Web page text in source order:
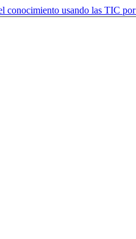
conocimiento usando las TIC